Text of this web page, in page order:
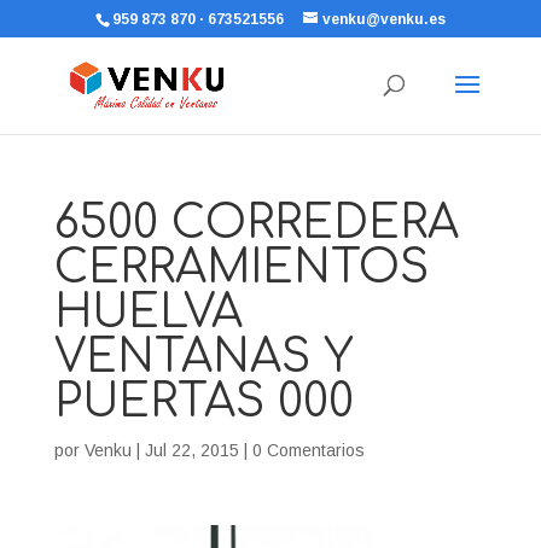
959 873 870 · 673521556 venku@venku.es
6500 CORREDERA
CERRAMIENTOS
HUELVA
VENTANAS Y
PUERTAS 000
por Venku Jul 22, 2015 0 Comentarios